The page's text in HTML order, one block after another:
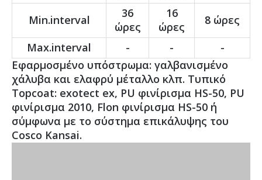
Min.interval
36
ώρες
16
ώρες
8 ώρες
Max.interval
- -
-
Εφαρμοσμένο υπόστρωμα: γαλβανισμένο
χάλυβα και ελαφρύ μέταλλο κλπ. Τυπικό
Topcoat: exotect ex, PU φινίρισμα HS-50, PU
φινίρισμα 2010, Flon φινίρισμα HS-50 ή
σύμφωνα με το σύστημα επικάλυψης του
Cosco Kansai.